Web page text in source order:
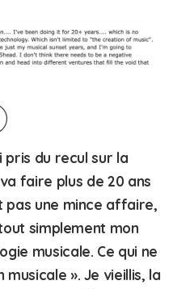
pris du recul sur la
faire plus de 20 ans
pas une mince affaire,
simplement mon
musicale. Ce qui ne
». Je vieillis, la